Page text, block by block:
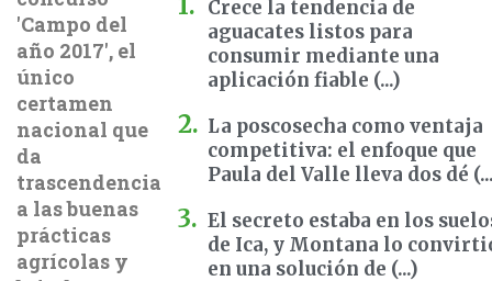
'Campo del
año 2017', el
único
certamen
nacional que
da
trascendencia
a las buenas
prácticas
agrícolas y
Crece la tendencia de
aguacates listos para
consumir mediante una
aplicación fiable (...)
La poscosecha como ventaja
competitiva: el enfoque que
Paula del Valle lleva dos dé
El secreto estaba en los
de Ica, y Montana lo
en una solución de (...)